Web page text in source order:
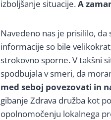
izboljšanje situacije.A
Navedeno nas je prisililo,
informacije so bile
strokovno sporne. V takšni
spodbujala v smeri, da
med seboj povezovati in
gibanje Zdrava družba kot
opolnomočenju lokalnega